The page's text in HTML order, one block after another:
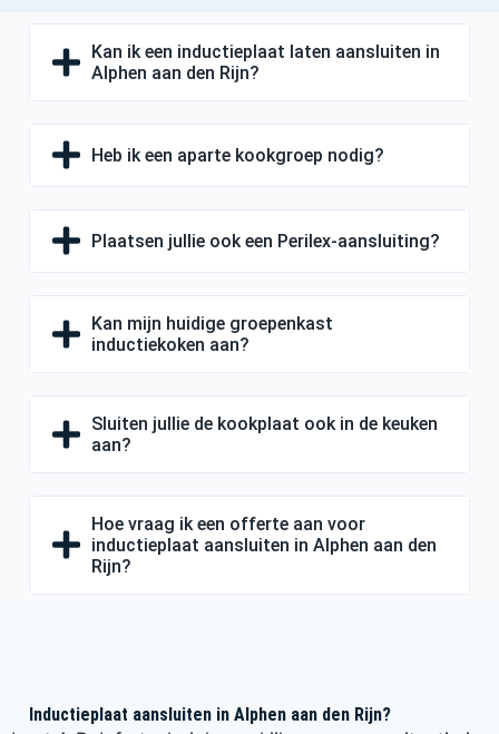
Kan ik een inductieplaat laten aansluiten in
Alphen aan den Rijn?
Heb ik een aparte kookgroep nodig?
Plaatsen jullie ook een Perilex-aansluiting?
Kan mijn huidige groepenkast
inductiekoken aan?
Sluiten jullie de kookplaat ook in de keuken
aan?
Hoe vraag ik een offerte aan voor
inductieplaat aansluiten in Alphen aan den
Rijn?
Inductieplaat aansluiten in Alphen aan den Rijn?